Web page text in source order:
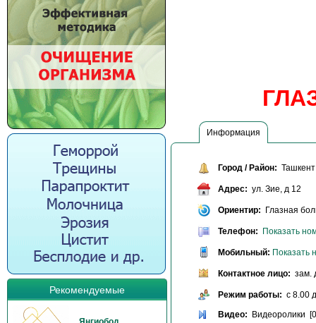
Рекомендуемые
Информация
Город / Район:
Адрес: ул. Зие, д 12
Ориентир: Глазная
Телефон: Показать
Мобильный: Показать
Контактное лицо: зам.
Режим работы: c 8.00
Видео: Видеоролики